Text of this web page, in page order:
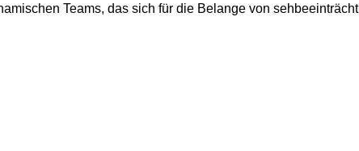
Teams, das sich für die Belange von